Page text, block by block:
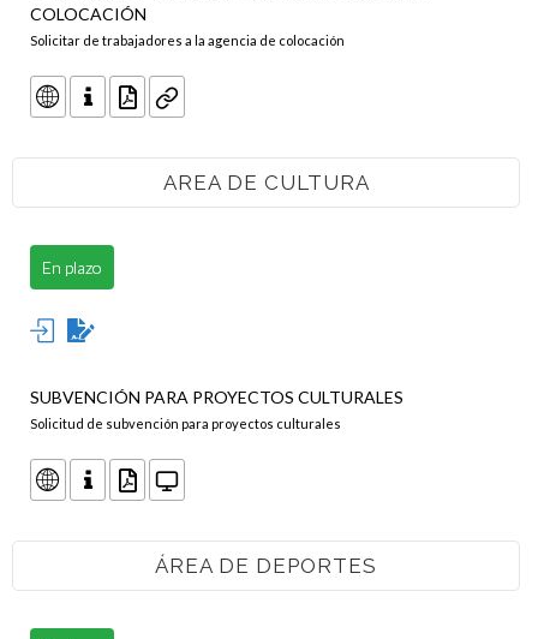
COLOCACIÓN
Solicitar de trabajadores a la agencia de colocación
AREA DE CULTURA
En plazo
SUBVENCIÓN PARA PROYECTOS CULTURALES
Solicitud de subvención para proyectos culturales
ÁREA DE DEPORTES